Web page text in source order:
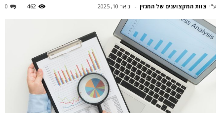
ע"י צוות המקצוענים של המגזין - ינואר 10, 2025 0 462